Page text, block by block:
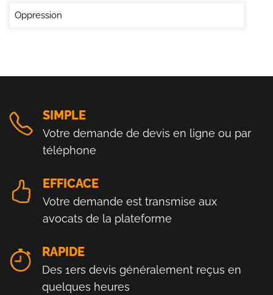
Oppression
SIMPLE
Votre demande de devis en ligne ou par
téléphone
EFFICACE
Votre demande est transmise aux
avocats de la plateforme
RAPIDE
Des 1ers devis généralement reçus en
quelques heures